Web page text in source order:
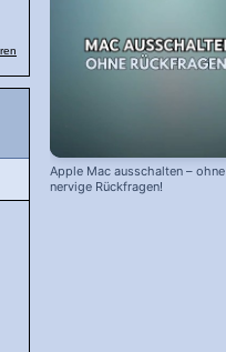
Apple Mac ausschalten – ohne
nervige Rückfragen!